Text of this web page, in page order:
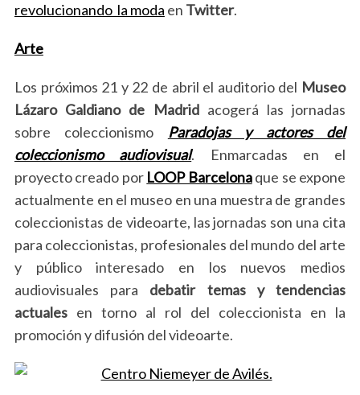
revolucionando la moda en Twitter.
Arte
Los próximos 21 y 22 de abril el auditorio del Museo
Lázaro Galdiano de Madridacogerá las jornadas
sobre coleccionismo
Paradojas y actores del
coleccionismo audiovisual. Enmarcadas en el
proyecto creado por LOOP Barcelonaque se expone
actualmente en el museo en una muestra de grandes
coleccionistas de videoarte, las jornadas son una cita
para coleccionistas, profesionales del mundo del arte
y público interesado en los nuevos medios
audiovisuales para debatir temas y tendencias
actualesen torno al rol del coleccionista en la
promoción y difusión del videoarte.